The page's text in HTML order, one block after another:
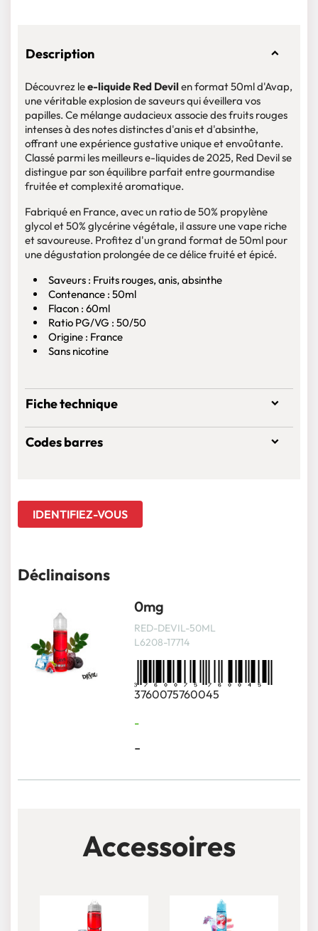
Description
Découvrez lee-liquide Red Devil en format 50ml d'Avap,
une véritable explosion de saveurs qui éveillera vos
papilles. Ce mélange audacieux associe des fruits rouges
intenses à des notes distinctes d'anis et d'absinthe,
offrant une expérience gustative unique et envoûtante.
Classé parmi les meilleurs e-liquides de 2025, Red Devil se
distingue par son équilibre parfait entre gourmandise
fruitée et complexité aromatique.
Fabriqué en France, avec un ratio de 50% propylène
glycol et 50% glycérine végétale, il assure une vape riche
et savoureuse. Profitez d'un grand format de 50ml pour
une dégustation prolongée de ce délice fruité et épicé.
Saveurs : Fruits rouges, anis, absinthe
Contenance : 50ml
Flacon : 60ml
Ratio PG/VG : 50/50
Origine : France
Sans nicotine
Fiche technique
Codes barres
IDENTIFIEZ-VOUS
Déclinaisons
0mg
RED-DEVIL-50ML
L6208-17714
3760075760045
-
-
Accessoires